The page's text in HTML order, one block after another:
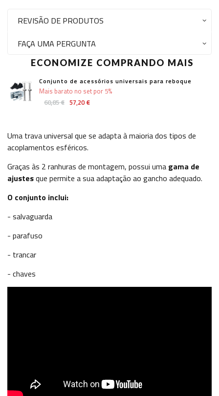
REVISÃO DE PRODUTOS
FAÇA UMA PERGUNTA
ECONOMIZE COMPRANDO MAIS
Conjunto de acessórios universais para reboque
60,85 € 57,20 €
Mais barato no set por 5%
Uma trava universal que se adapta à maioria dos tipos de
acoplamentos esféricos.
Graças às 2 ranhuras de montagem, possui uma gama de
ajustesque permite a sua adaptação ao gancho adequado.
O conjunto inclui:
- salvaguarda
- parafuso
- trancar
- chaves